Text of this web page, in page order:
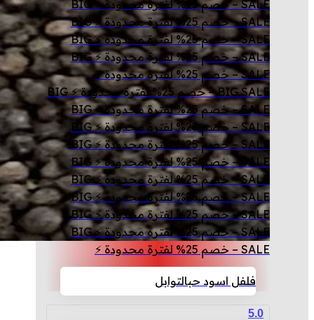
SALE – خصم 25% لفترة محدودة ⚡ BIG
SALE – خصم 25% لفترة محدودة ⚡ BIG
SALE – خصم 25% لفترة محدودة ⚡ BIG
SALE – خصم 25% لفترة محدودة ⚡ BIG
SALE – خصم 25% لفترة محدودة ⚡
BIG SALE – خصم 25% لفترة محدودة ⚡ BIG
SALE – خصم 25% لفترة محدودة ⚡ BIG
SALE – خصم 25% لفترة محدودة ⚡ BIG
SALE – خصم 25% لفترة محدودة ⚡ BIG
SALE – خصم 25% لفترة محدودة ⚡ BIG
SALE – خصم 25% لفترة محدودة ⚡ BIG
SALE – خصم 25% لفترة محدودة ⚡ BIG
SALE – خصم 25% لفترة محدودة ⚡ BIG
SALE – خصم 25% لفترة محدودة ⚡ BIG
SALE – خصم 25% لفترة محدودة ⚡
فلفل اسود حبالتوابل
5.0